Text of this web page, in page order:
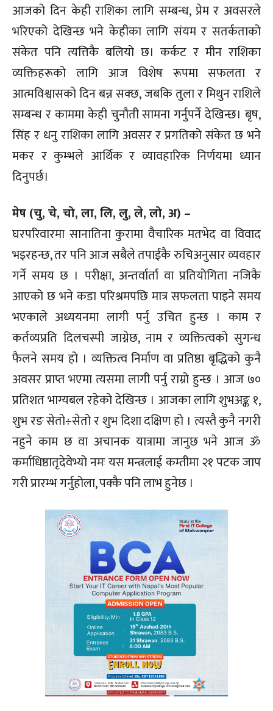
आजको दिन केही राशिका लागि सम्बन्ध, प्रेम र अवसरले
भरिएको देखिन्छ भने केहीका लागि संयम र सतर्कताको
संकेत पनि त्यत्तिकै बलियो छ। कर्कट र मीन राशिका
व्यक्तिहरूको लागि आज विशेष रूपमा सफलता र
आत्मविश्वासको दिन बन्न सक्छ, जबकि तुला र मिथुन राशिले
सम्बन्ध र काममा केही चुनौती सामना गर्नुपर्ने देखिन्छ। बृष,
सिंह र धनु राशिका लागि अवसर र प्रगतिको संकेत छ भने
मकर र कुम्भले आर्थिक र व्यावहारिक निर्णयमा ध्यान
दिनुपर्छ।
मेष (चु, चे, चो, ला, लि, लु, ले, लो, अ) –
घरपरिवारमा सानातिना कुरामा वैचारिक मतभेद वा विवाद
भइरहन्छ, तर पनि आज सबैले तपाईंकै रुचिअनुसार व्यवहार
गर्ने समय छ । परीक्षा, अन्तर्वार्ता वा प्रतियोगिता नजिकै
आएको छ भने कडा परिश्रमपछि मात्र सफलता पाइने समय
भएकाले अध्ययनमा लागी पर्नु उचित हुन्छ । काम र
कर्तव्यप्रति दिलचस्पी जाग्नेछ, नाम र व्यक्तित्वको सुगन्ध
फैलने समय हो । व्यक्तित्व निर्माण वा प्रतिष्ठा बृद्धिको कुनै
अवसर प्राप्त भएमा त्यसमा लागी पर्नु राम्रो हुन्छ । आज ७०
प्रतिशत भाग्यबल रहेको देखिन्छ । आजका लागि शुभअङ्क १,
शुभ रङ सेतो÷सेतो र शुभ दिशा दक्षिण हो । त्यस्तै कुनै नगरी
नहुने काम छ वा अचानक यात्रामा जानुछ भने आज ॐ
कर्माधिष्ठातृदेवेभ्यो नमः यस मन्त्रलाई कम्तीमा २१ पटक जाप
गरी प्रारम्भ गर्नुहोला, पक्कै पनि लाभ हुनेछ ।